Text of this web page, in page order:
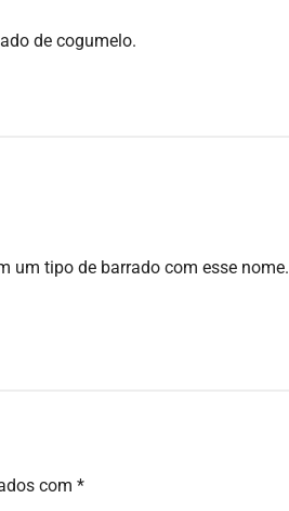
de cogumelo.
um tipo de barrado com esse nome.
com*